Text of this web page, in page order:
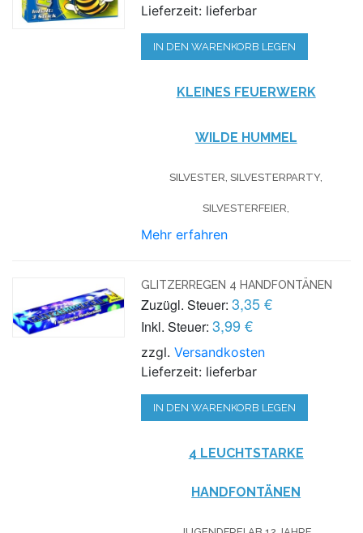
Lieferzeit: lieferbar
IN DEN WARENKORB LEGEN
KLEINES FEUERWERK
WILDE HUMMEL
SILVESTER, SILVESTERPARTY,
SILVESTERFEIER,
Mehr erfahren
GLITZERREGEN 4 HANDFONTÄNEN
Zuzügl. Steuer: 3,35 €
Inkl. Steuer: 3,99 €
zzgl.Versandkosten
Lieferzeit: lieferbar
IN DEN WARENKORB LEGEN
4 LEUCHTSTARKE
HANDFONTÄNEN